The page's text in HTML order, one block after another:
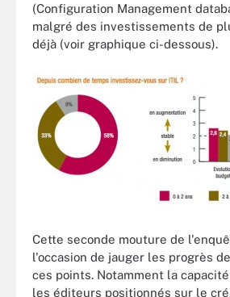
(Configuration Management
malgré des investissements de
déjà (voir graphique ci-dessous).
Cette seconde mouture de
l'occasion de jauger les progrès
ces points. Notamment la
les éditeurs positionnés sur le